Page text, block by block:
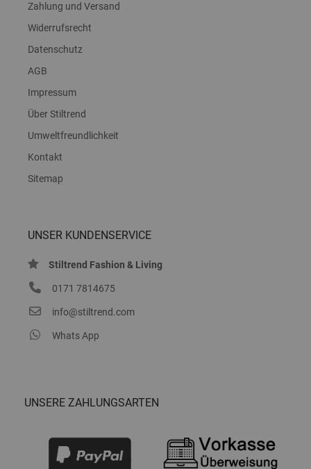
Zahlung und Versand
Widerrufsrecht
Datenschutz
AGB
Impressum
Über Stiltrend
Umweltfreundlichkeit
Kontakt
Sitemap
UNSER KUNDENSERVICE
Stiltrend Fashion & Living
0171 7814675
info@stiltrend.com
Whats App
UNSERE ZAHLUNGSARTEN